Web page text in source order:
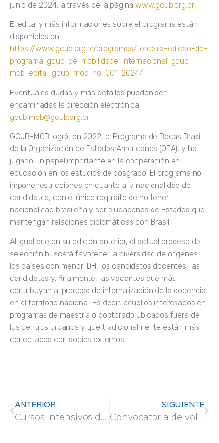
junio de 2024, a través de la página www.gcub.org.br
El edital y más informaciones sobre el programa están
disponibles en:
https://www.gcub.org.br/programas/terceira-edicao-do-
programa-gcub-de-mobilidade-internacional-gcub-
mob-edital-gcub-mob-no-001-2024/
Eventuales dudas y más detalles pueden ser
encaminadas la dirección electrónica:
gcub.mob@gcub.org.br.
GCUB-MOB logró, en 2022, el Programa de Becas Brasil
de la Organización de Estados Americanos (OEA), y ha
jugado un papel importante en la cooperación en
educación en los estudios de posgrado. El programa no
impone restricciones en cuanto a la nacionalidad de
candidatos, con el único requisito de no tener
nacionalidad brasileña y ser ciudadanos de Estados que
mantengan relaciones diplomáticas con Brasil.
Al igual que en su edición anterior, el actual proceso de
selección buscará favorecer la diversidad de orígenes,
los países con menor IDH, los candidatos docentes, las
candidatas y, finalmente, las vacantes que más
contribuyan al proceso de internalización de la docencia
en el territorio nacional. Es decir, aquellos interesados ​​en
programas de maestría o doctorado ubicados fuera de
los centros urbanos y que tradicionalmente están más
conectados con socios externos.
ANTERIOR
Cursos intensivos de verano del Centro de Lenguas UPM
SIGUIENTE
Convocatoria de voluntariado internacional